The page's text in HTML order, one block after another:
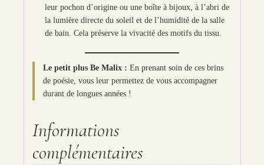
leur pochon d’origine ou une boîte à bijoux, à l’abri de
la lumière directe du soleil et de l’humidité de la salle
de bain. Cela préserve la vivacité des motifs du tissu.
Le petit plus Be Malix : En prenant soin de ces brins
de poésie, vous leur permettez de vous accompagner
durant de longues années !
Informations
complémentaires